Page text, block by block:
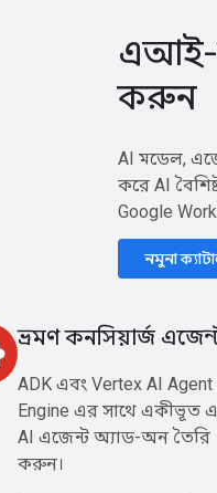
এআই-
করুন
AI মডেল,
করে AI
Google
নমুনা
ভ্রমণ কনসিয়ার্জ
ADK এবং Vertex AI Agent
Engine এর সাথে একীভূত
AI এজেন্ট অ্যাড-অন তৈরি
করুন।